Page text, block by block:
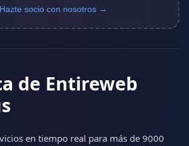
Hazte socio con nosotros →
de Entireweb
en tiempo real para más de 9000